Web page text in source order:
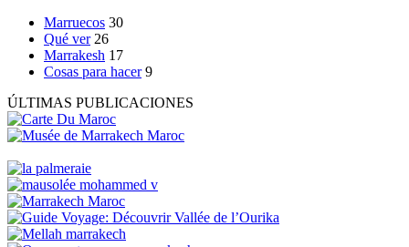
Marruecos 30
Qué ver 26
Marrakesh 17
Cosas para hacer 9
ÚLTIMAS PUBLICACIONES